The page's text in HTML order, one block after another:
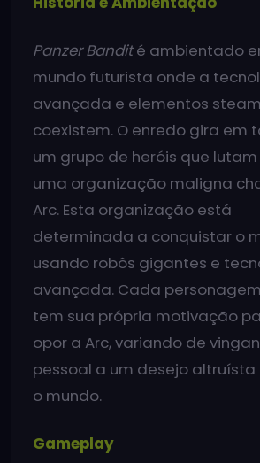
Panzer Bandité ambientado
mundo futurista onde a
avançada e elementos
coexistem. O enredo gira em
um grupo de heróis que
uma organização maligna
Arc. Esta organização está
determinada a conquistar o
usando robôs gigantes e
avançada. Cada
tem sua própria motivação
opor a Arc, variando de
pessoal a um desejo
o mundo.
Gameplay